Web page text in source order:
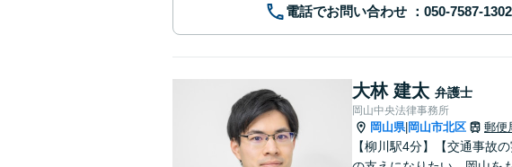
電話でお問い合わせ
大林 建太 弁護士
岡山中央法律事務所
岡山県| 岡山市北区 郵便
【柳川駅4分】【交通事故